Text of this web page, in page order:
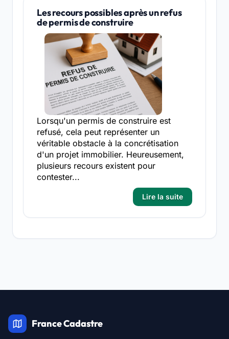
Les recours possibles après un refus
de permis de construire
Lorsqu'un permis de construire est
refusé, cela peut représenter un
véritable obstacle à la concrétisation
d'un projet immobilier. Heureusement,
plusieurs recours existent pour
contester...
Lire la suite
France Cadastre